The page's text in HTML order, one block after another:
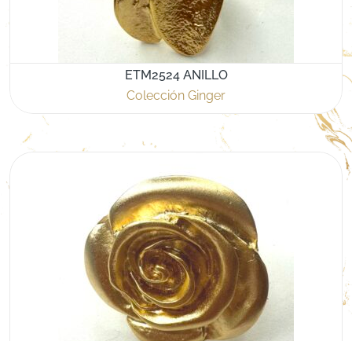
ETM2524 ANILLO
Colección Ginger